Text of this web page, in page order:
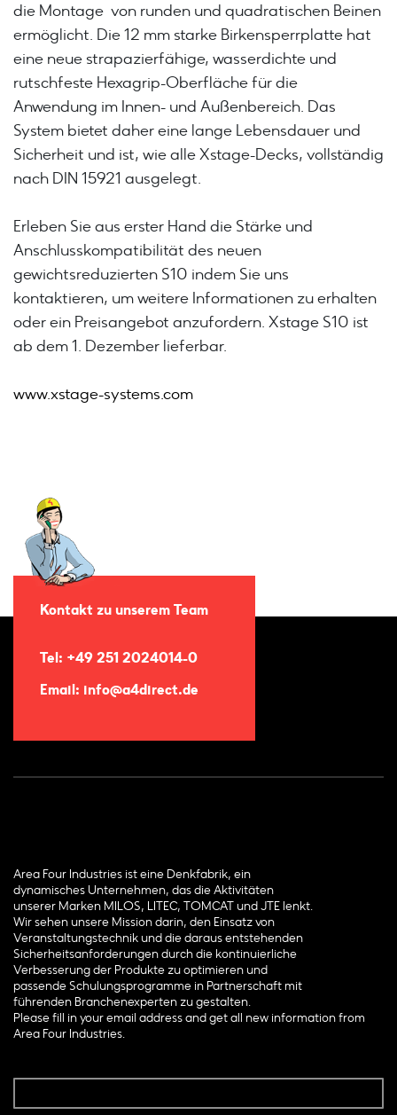
die Montage von runden und quadratischen Beinen
ermöglicht. Die 12 mm starke Birkensperrplatte hat
eine neue strapazierfähige, wasserdichte und
rutschfeste Hexagrip-Oberfläche für die
Anwendung im Innen- und Außenbereich. Das
System bietet daher eine lange Lebensdauer und
Sicherheit und ist, wie alle Xstage-Decks, vollständig
nach DIN 15921 ausgelegt.
Erleben Sie aus erster Hand die Stärke und
Anschlusskompatibilität des neuen
gewichtsreduzierten S10 indem Sie uns
kontaktieren, um weitere Informationen zu erhalten
oder ein Preisangebot anzufordern. Xstage S10 ist
ab dem 1. Dezember lieferbar.
www.xstage-systems.com
Kontakt zu unserem Team
Tel: +49 251 2024014-0
Email: info@a4direct.de
Area Four Industries ist eine Denkfabrik, ein
dynamisches Unternehmen, das die Aktivitäten
unserer Marken MILOS, LITEC, TOMCAT und JTE lenkt.
Wir sehen unsere Mission darin, den Einsatz von
Veranstaltungstechnik und die daraus entstehenden
Sicherheitsanforderungen durch die kontinuierliche
Verbesserung der Produkte zu optimieren und
passende Schulungsprogramme in Partnerschaft mit
führenden Branchenexperten zu gestalten.
Please fill in your email address and get all new information from
Area Four Industries.